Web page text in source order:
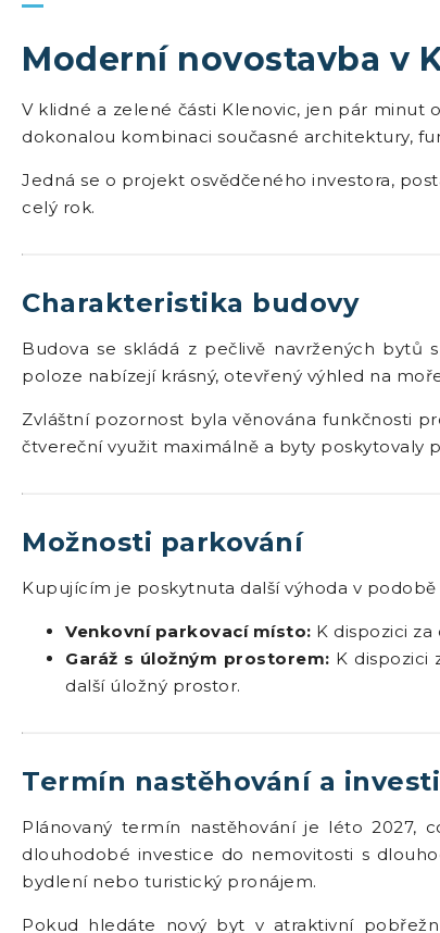
Moderní novostavba v
V klidné a zelené části Klenovic, jen pár minut
dokonalou kombinaci současné architektury,
Jedná se o projekt osvědčeného investora,
celý rok.
Charakteristika budovy
Budova se skládá z pečlivě navržených bytů
poloze nabízejí krásný, otevřený výhled na
Zvláštní pozornost byla věnována funkčnosti
čtvereční využit maximálně a byty poskytovaly
Možnosti parkování
Kupujícím je poskytnuta další výhoda v
Venkovní parkovací místo: K dispozici za
Garáž s úložným prostorem: K dispozici
další úložný prostor.
Termín nastěhování a
Plánovaný termín nastěhování je léto 2027,
dlouhodobé investice do nemovitosti s
bydlení nebo turistický pronájem.
Pokud hledáte nový byt v atraktivní